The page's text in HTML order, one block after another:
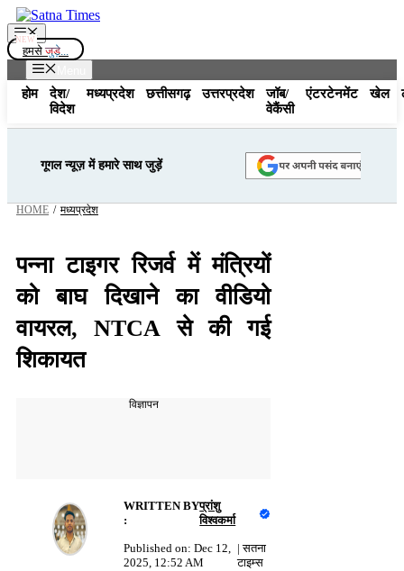
Skip
to
content
Menu
हमसे जुड़े...
होम
देश/
विदेश
मध्यप्रदेश छत्तीसगढ़ उत्तरप्रदेश
जॉब/
वेकैंसी
एंटरटेनमेंट खेल
गूगल न्यूज़ में हमारे साथ जुड़ें
HOME / मध्यप्रदेश
पन्ना टाइगर रिजर्व में मंत्रियों
को बाघ दिखाने का वीडियो
वायरल, NTCA से की गई
शिकायत
विज्ञापन
WRITTEN BY
:
प्रांशु
विश्वकर्मा
Published on: Dec 12,
2025, 12:52 AM
|सतना
टाइम्स